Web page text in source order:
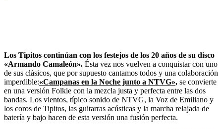
Los Tipitos continúan con los festejos de los 20 años de su disco
«Armando Camaleón». Ésta vez nos vuelven a conquistar con uno
de sus clásicos, que por supuesto cantamos todos y una colaboración
imperdible:«Campanas en la Noche junto a NTVG», se convierte
en una versión Folkie con la mezcla justa y perfecta entre las dos
bandas. Los vientos, típico sonido de NTVG, la Voz de Emiliano y
los coros de Tipitos, las guitarras acústicas y la marcha relajada de
batería y bajo hacen de esta versión una fusión perfecta.